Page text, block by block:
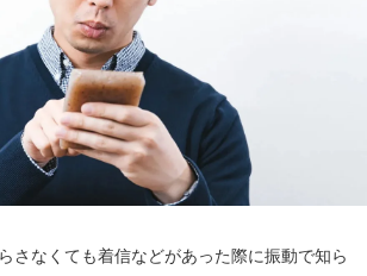
さなくても着信などがあった際に振動で知ら